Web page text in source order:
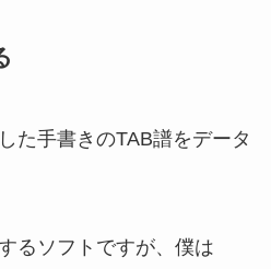
た手書きのTAB譜をデータ
るソフトですが、僕は